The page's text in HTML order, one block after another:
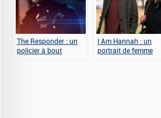
The Responder : un
policier à bout
I Am Hannah : un
portrait de femme